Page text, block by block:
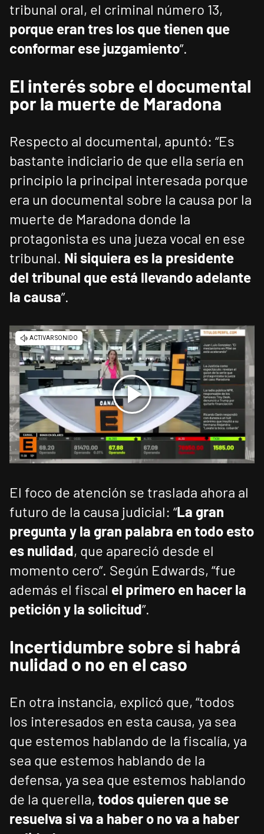
tribunal oral, el criminal número 13,
porque eran tres los que tienen que
conformar ese juzgamiento”.
El interés sobre el documental
por la muerte de Maradona
Respecto al documental, apuntó: “Es
bastante indiciario de que ella sería en
principio la principal interesada porque
era un documental sobre la causa por la
muerte de Maradona donde la
protagonista es una jueza vocal en ese
tribunal. Ni siquiera es la presidente
del tribunal que está llevando adelante
la causa”.
El foco de atención se traslada ahora al
futuro de la causa judicial: “La gran
pregunta y la gran palabra en todo esto
es nulidad, que apareció desde el
momento cero”. Según Edwards, “fue
además el fiscal el primero en hacer la
petición y la solicitud”.
Incertidumbre sobre si habrá
nulidad o no en el caso
En otra instancia, explicó que, “todos
los interesados en esta causa, ya sea
que estemos hablando de la fiscalía, ya
sea que estemos hablando de la
defensa, ya sea que estemos hablando
de la querella, todos quieren que se
resuelva si va a haber o no va a haber